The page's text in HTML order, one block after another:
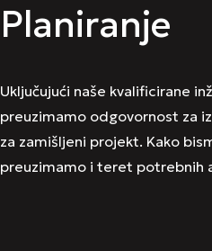
Planiranje
Uključujući naše kvalificirane
preuzimamo odgovornost za
za zamišljeni projekt. Kako
preuzimamo i teret potrebnih